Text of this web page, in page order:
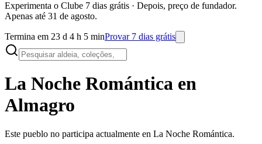
Experimenta o Clube 7 dias grátis · Depois, preço de fundador.
Apenas até 31 de agosto.
Termina em 23 d 4 h 5 minProvar 7 dias grátis
La Noche Romántica en
Almagro
Este pueblo no participa actualmente en La Noche Romántica.